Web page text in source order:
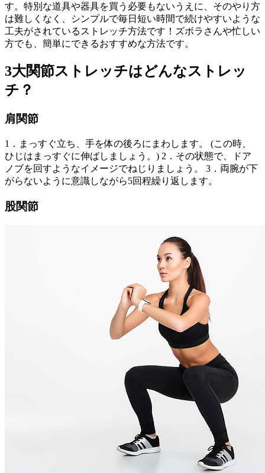
す。特別な道具や器具を買う必要もないうえに、そのやり方
は難しくなく、シンプルで毎日短い時間で続けやすいような
工夫がされているストレッチ方法です！ズボラさんや忙しい
方でも、簡単にできるおすすめな方法です。
3大関節ストレッチはどんなストレッ
チ？
肩関節
1．まっすぐ立ち、手を体の後ろにまわします。 (この時、
ひじはまっすぐに伸ばしましょう。) 2．その状態で、ドア
ノブを回すようなイメージでねじりましょう。 3．両腕が下
がらないように意識しながら5回程繰り返します。
股関節